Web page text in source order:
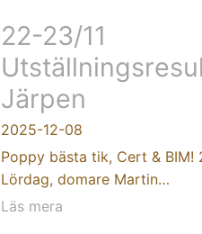
22-23/11
Järpen
2025-12-08
Poppy bästa tik, Cert & BIM!
Lördag, domare Martin…
Läs mera